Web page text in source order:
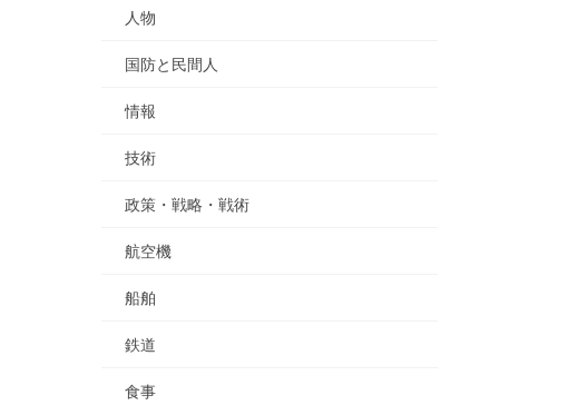
人物
国防と民間人
情報
技術
政策・戦略・戦術
航空機
船舶
鉄道
食事